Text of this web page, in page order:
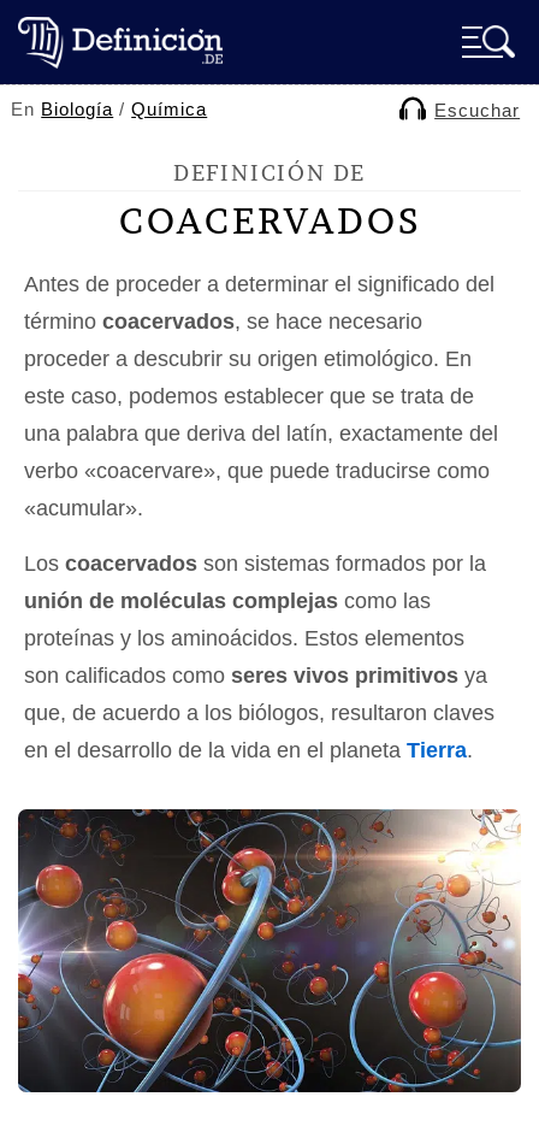
En Biología /Química Escuchar
DEFINICIÓN DE
COACERVADOS
Antes de proceder a determinar el significado del
término coacervados, se hace necesario
proceder a descubrir su origen etimológico. En
este caso, podemos establecer que se trata de
una palabra que deriva del latín, exactamente del
verbo «coacervare», que puede traducirse como
«acumular».
Los coacervados son sistemas formados por la
unión de moléculas complejas como las
proteínas y los aminoácidos. Estos elementos
son calificados como seres vivos primitivos ya
que, de acuerdo a los biólogos, resultaron claves
en el desarrollo de la vida en el planeta Tierra.